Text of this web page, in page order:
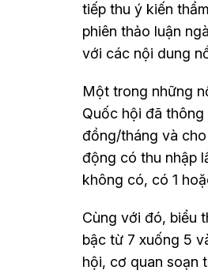
tiếp thu ý kiến
phiên thảo luận
với các nội dung
Một trong những
Quốc hội đã
đồng/tháng và
động có thu nhập
không có, có 1
Cùng với đó, biểu
bậc từ 7 xuống 5
hội, cơ quan soạn